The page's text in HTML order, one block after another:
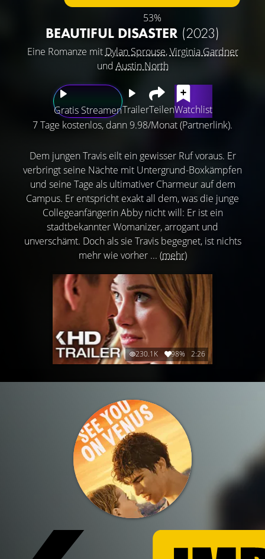
53%
BEAUTIFUL DISASTER (2023)
Eine Romanze mit Dylan Sprouse,Virginia Gardner
und Austin North
Gratis StreamenTrailerTeilenWatchlist
7 Tage kostenlos, dann 9.98/Monat (Partnerlink).
Dem jungen Travis eilt ein gewisser Ruf voraus. Er
verbringt seine Nächte mit Untergrund-Boxkämpfen
und seine Tage als ultimativer Charmeur auf dem
Campus. Er entspricht exakt all dem, was die junge
Collegeanfängerin Abby nicht will: Er ist ein
stadtbekannter Womanizer, arrogant und
unverschämt. Doch als sie Travis begegnet, ist nichts
mehr wie vorher ... (mehr)
230.1K 98% 2:26